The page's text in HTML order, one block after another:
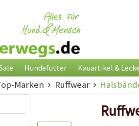
Hundefutter Kauartikel &
Marken Ruffwear